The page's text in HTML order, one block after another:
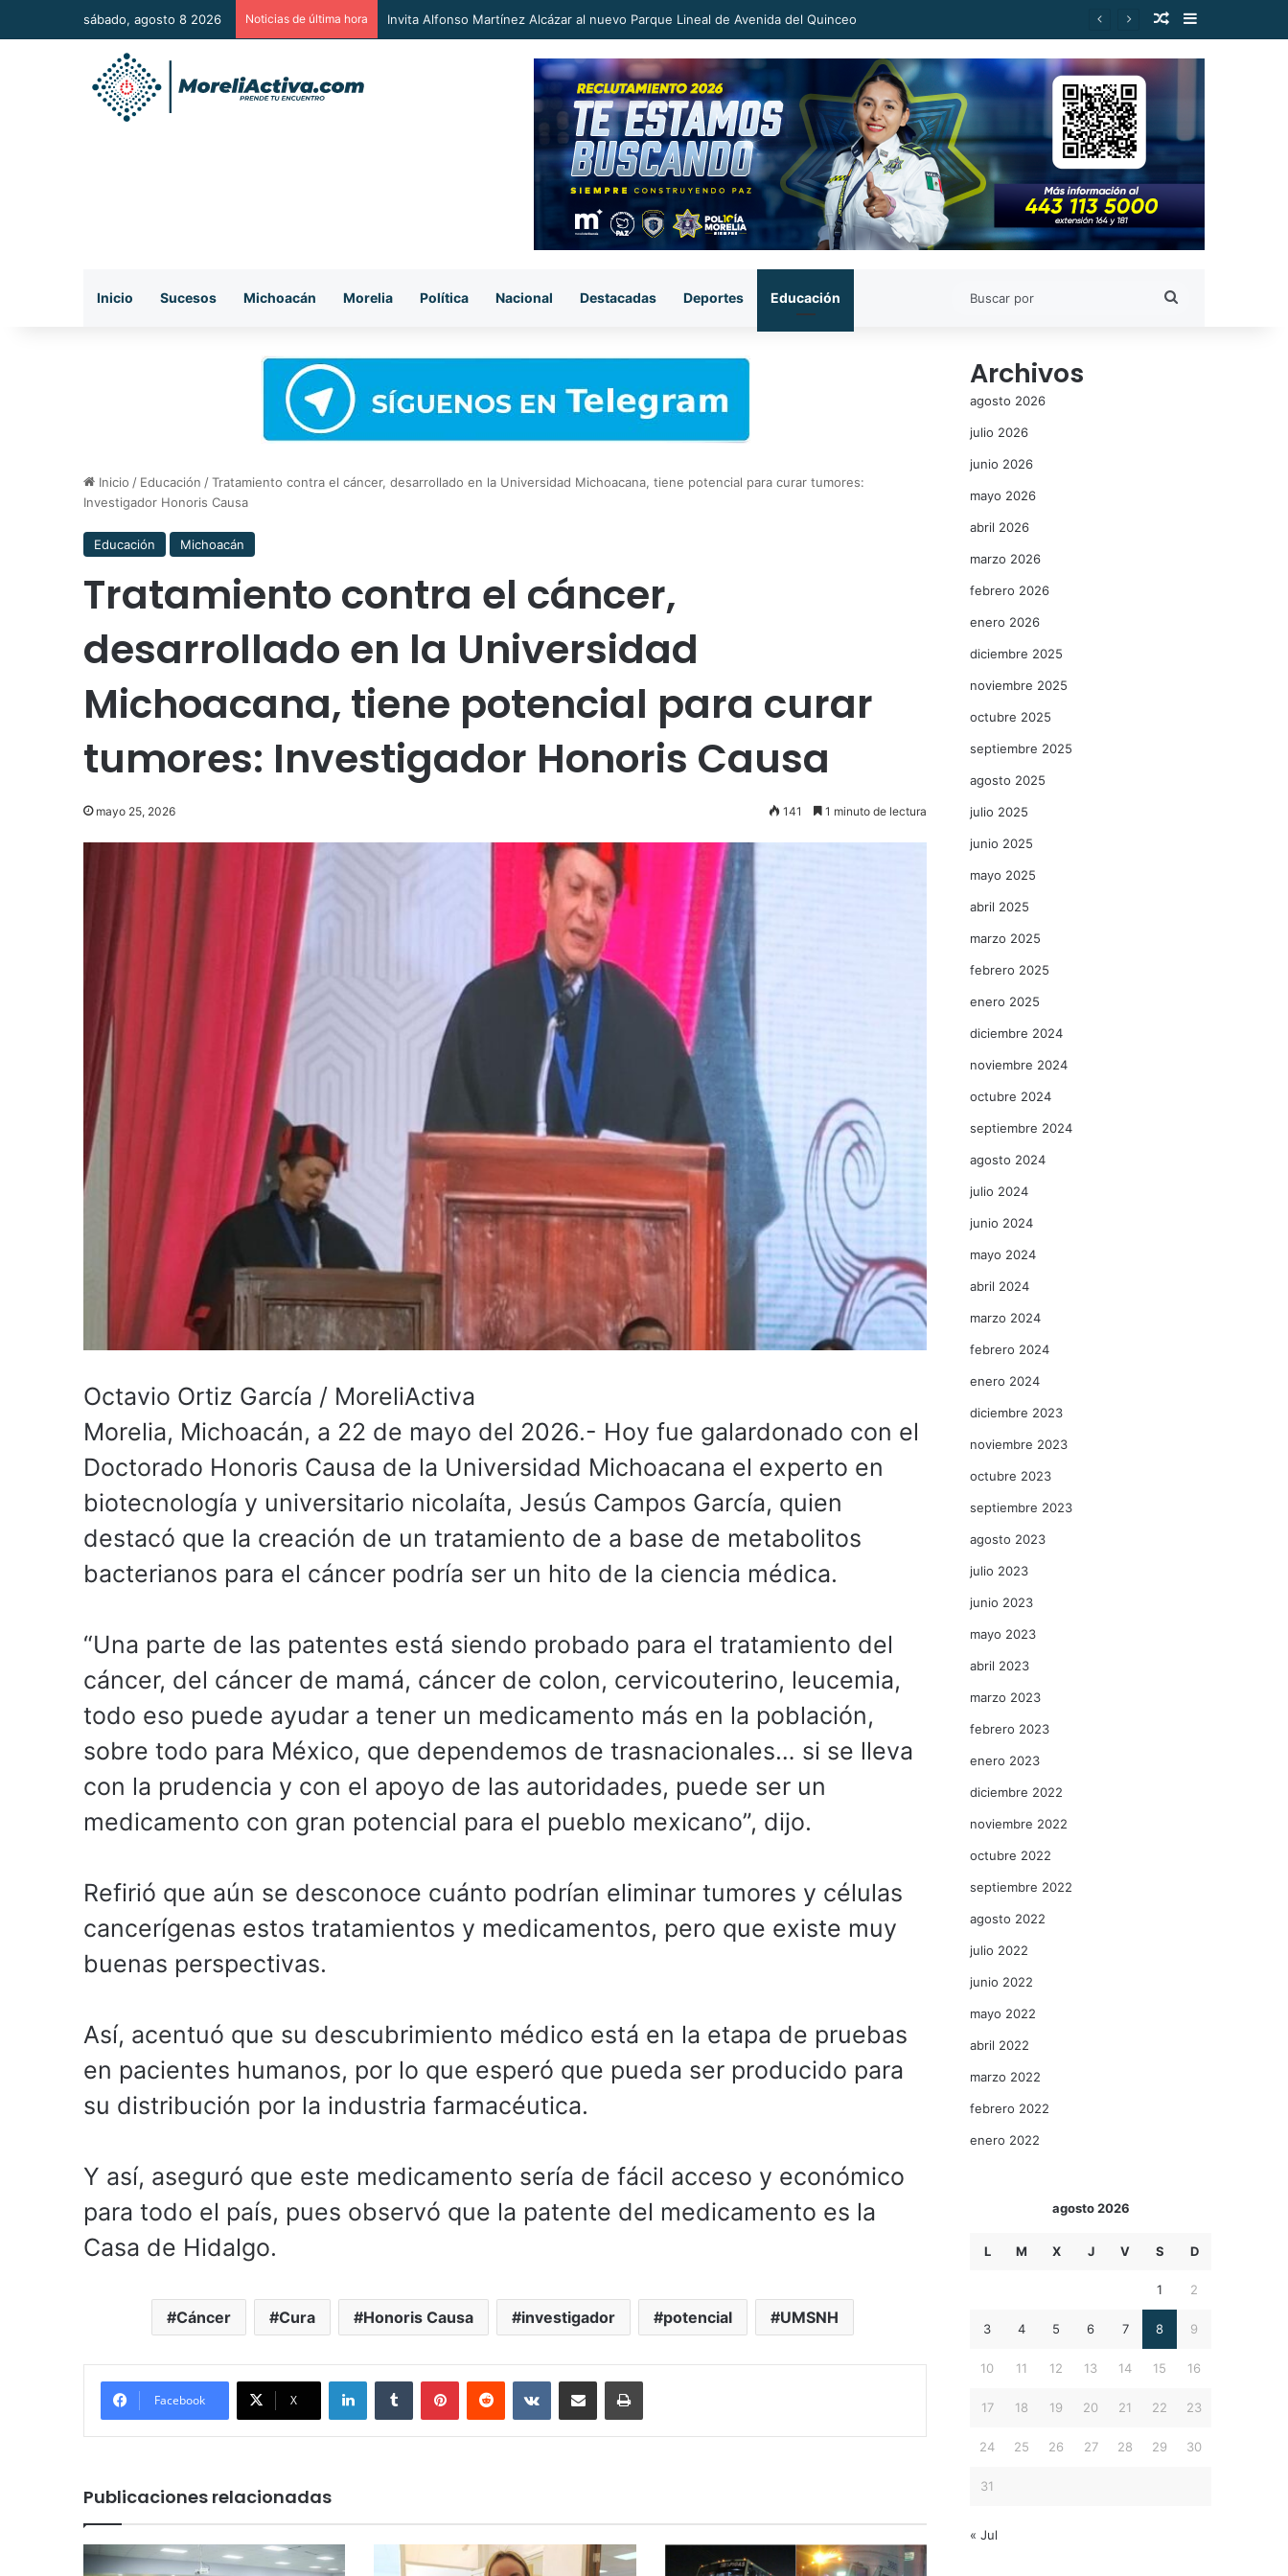
sábado, agosto 8 2026 Noticias de última hora Vinculan a proceso al «R1» por homicidio del ex alcalde Carlos Manzo Publicación al
Barra lateral
Inicio Sucesos Michoacán Morelia Política Nacional Destacadas Deportes Educación
Inicio / Educación /Tratamiento contra el cáncer, desarrollado en la Universidad Michoacana, tiene potencial para curar tumores:
Investigador Honoris Causa
Educación Michoacán
Tratamiento contra el cáncer,
desarrollado en la Universidad
Michoacana, tiene potencial para curar
tumores: Investigador Honoris Causa
mayo 25, 2026 141 1 minuto de lectura
Octavio Ortiz García / MoreliActiva
Morelia, Michoacán, a 22 de mayo del 2026.- Hoy fue galardonado con el
Doctorado Honoris Causa de la Universidad Michoacana el experto en
biotecnología y universitario nicolaíta, Jesús Campos García, quien
destacó que la creación de un tratamiento de a base de metabolitos
bacterianos para el cáncer podría ser un hito de la ciencia médica.
“Una parte de las patentes está siendo probado para el tratamiento del
cáncer, del cáncer de mamá, cáncer de colon, cervicouterino, leucemia,
todo eso puede ayudar a tener un medicamento más en la población,
sobre todo para México, que dependemos de trasnacionales… si se lleva
con la prudencia y con el apoyo de las autoridades, puede ser un
medicamento con gran potencial para el pueblo mexicano”, dijo.
Refirió que aún se desconoce cuánto podrían eliminar tumores y células
cancerígenas estos tratamientos y medicamentos, pero que existe muy
buenas perspectivas.
Así, acentuó que su descubrimiento médico está en la etapa de pruebas
en pacientes humanos, por lo que esperó que pueda ser producido para
su distribución por la industria farmacéutica.
Y así, aseguró que este medicamento sería de fácil acceso y económico
para todo el país, pues observó que la patente del medicamento es la
Casa de Hidalgo.
Cáncer Cura Honoris Causa investigador potencial UMSNH
Facebook X
LinkedInTumblr PinterestReddit VKontakteCompartir por correo electrónicoImprimir
Publicaciones relacionadas
Archivos
agosto 2026
julio 2026
junio 2026
mayo 2026
abril 2026
marzo 2026
febrero 2026
enero 2026
diciembre 2025
noviembre 2025
octubre 2025
septiembre 2025
agosto 2025
julio 2025
junio 2025
mayo 2025
abril 2025
marzo 2025
febrero 2025
enero 2025
diciembre 2024
noviembre 2024
octubre 2024
septiembre 2024
agosto 2024
julio 2024
junio 2024
mayo 2024
abril 2024
marzo 2024
febrero 2024
enero 2024
diciembre 2023
noviembre 2023
octubre 2023
septiembre 2023
agosto 2023
julio 2023
junio 2023
mayo 2023
abril 2023
marzo 2023
febrero 2023
enero 2023
diciembre 2022
noviembre 2022
octubre 2022
septiembre 2022
agosto 2022
julio 2022
junio 2022
mayo 2022
abril 2022
marzo 2022
febrero 2022
enero 2022
agosto 2026
L M X J V S D
1 2
3 4 5 6 7 8 9
10 11 12 13 14 15 16
17 18 19 20 21 22 23
24 25 26 27 28 29 30
31
« Jul